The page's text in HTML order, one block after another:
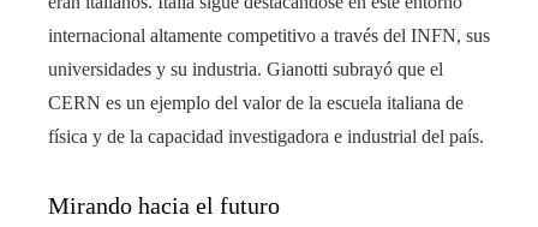
internacional altamente competitivo a través del INFN, sus
universidades y su industria. Gianotti subrayó que el
CERN es un ejemplo del valor de la escuela italiana de
física y de la capacidad investigadora e industrial del país.
Mirando hacia el futuro